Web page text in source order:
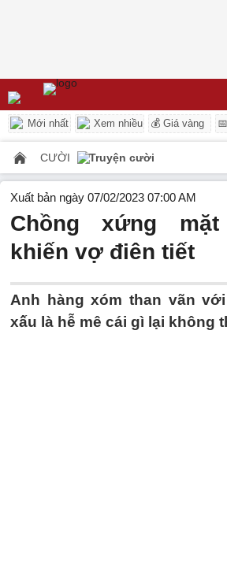
Mới nhất Xem nhiều 💰 Giá vàng
CƯỜI Truyện cười
Xuất bản ngày 07/02/2023 07:00 AM
Chồng xứng
khiến vợ điên tiết
Anh hàng xóm than vãn
xấu là hễ mê cái gì lại không